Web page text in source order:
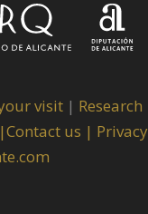
visit | Research
Contact us | Privacy